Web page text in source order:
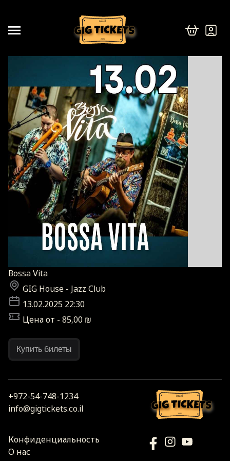
israel
2026
Bossa Vita
GIG House - Jazz Club
13.02.2025 22:30
Цена от - 85,00 ₪
Купить билеты
+972-54-748-1234
info@gigtickets.co.il
Конфиденциальность
О нас
israel
2026